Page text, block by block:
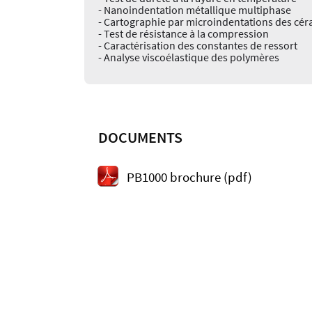
- Nanoindentation métallique multiphase
- Cartographie par microindentations des
- Test de résistance à la compression
- Caractérisation des constantes de ressort
- Analyse viscoélastique des polymères
DOCUMENTS
PB1000 brochure (pdf)